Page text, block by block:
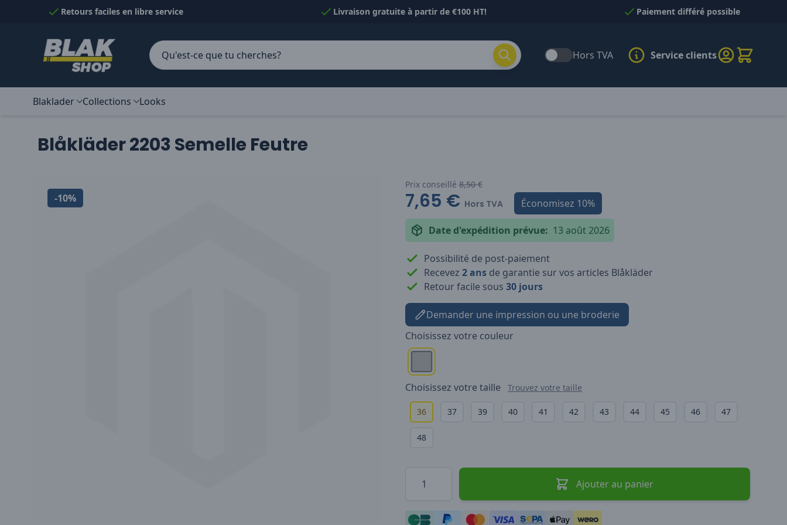
Passer au contenuRetours faciles en libre service Livraison gratuite à partir de €100 HT! Paiement différé possible
Hors TVA Service clients
Blaklader Collections Looks
Blåkläder 2203 Semelle Feutre
-10%
Prix conseillé 8,50 €
7,65 € Hors TVA Économisez 10%
Date d'expédition prévue: 13 août 2026
Possibilité de post-paiement
Recevez 2 ans de garantie sur vos articles Blåkläder
Retour facile sous 30 jours
Demander une impression ou une broderie
Choisissez votre couleur
Choisissez votre taille Trouvez votre taille
36 37 39 40 41 42 43 44 45 46 47
48
Ajouter au panier